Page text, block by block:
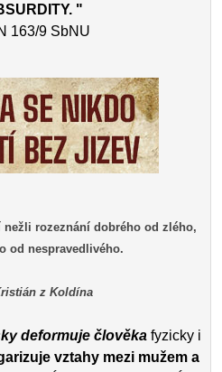
"
163/9 SbNU
rozeznání dobrého od zlého,
od nespravedlivého.
z Koldína
deformuje člověka fyzicky i
vztahy mezi mužem a